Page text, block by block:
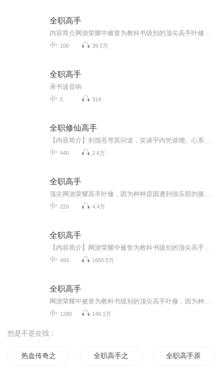
全职高手
100 39.5万
全职高手
录书送音响
5 314
全职修仙高手
440 2.6万
全职高手
220 4.4万
全职高手
493 1655.5万
全职高手
1280 149.1万
您是不是在找：
热血传奇之异世全职高手全职高手之黑色猫的故事全职高手原版